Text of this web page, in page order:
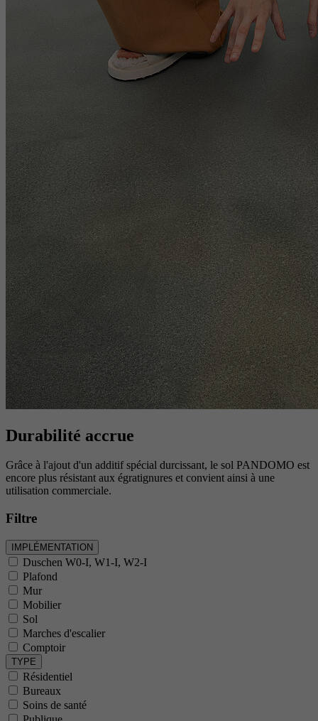
Durabilité accrue
Grâce à l'ajout d'un additif spécial durcissant, le sol PANDOMO est
encore plus résistant aux égratignures et convient ainsi à une
utilisation commerciale.
Filtre
IMPLÉMENTATION
Duschen W0-I, W1-I, W2-I
Plafond
Mur
Mobilier
Sol
Marches d'escalier
Comptoir
TYPE
Résidentiel
Bureaux
Soins de santé